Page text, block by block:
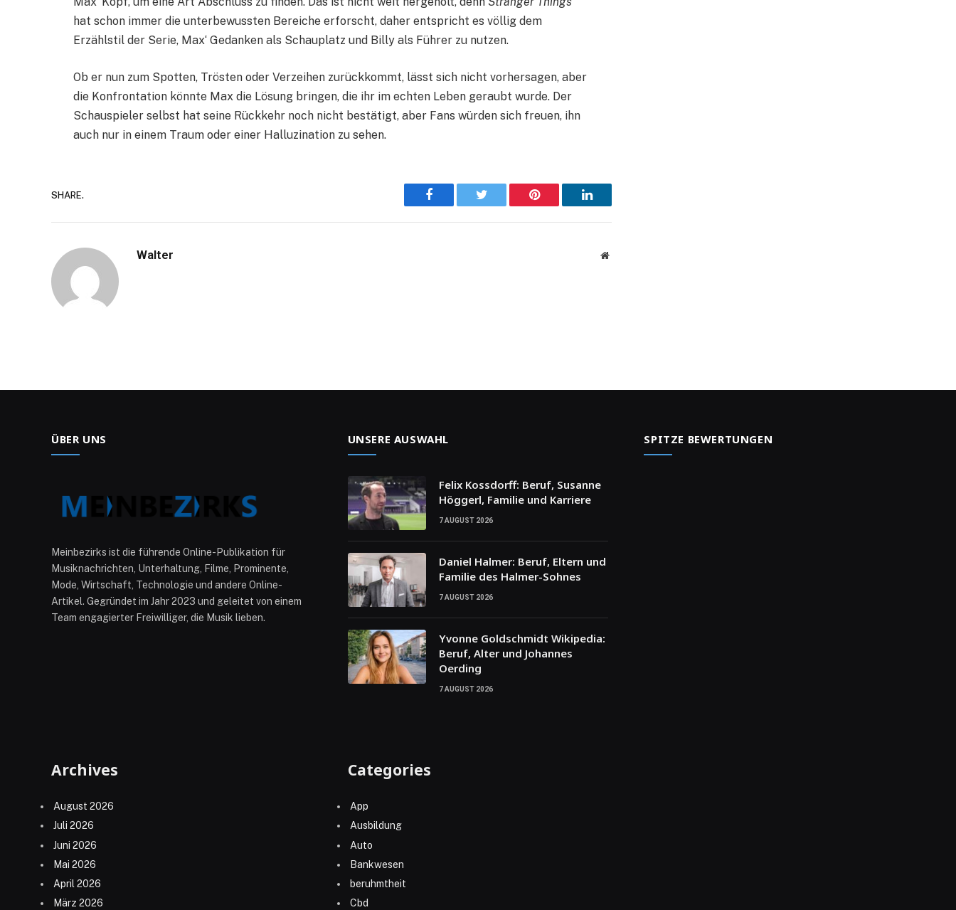
hat schon immer die unterbewussten Bereiche erforscht, daher entspricht es völlig dem
Erzählstil der Serie, Max‘ Gedanken als Schauplatz und Billy als Führer zu nutzen.
Ob er nun zum Spotten, Trösten oder Verzeihen zurückkommt, lässt sich nicht vorhersagen, aber
die Konfrontation könnte Max die Lösung bringen, die ihr im echten Leben geraubt wurde. Der
Schauspieler selbst hat seine Rückkehr noch nicht bestätigt, aber Fans würden sich freuen, ihn
auch nur in einem Traum oder einer Halluzination zu sehen.
SHARE.
Facebook Twitter Pinterest LinkedIn
Walter Website
ÜBER UNS
Meinbezirks ist die führende Online-Publikation für
Musiknachrichten, Unterhaltung, Filme, Prominente,
Mode, Wirtschaft, Technologie und andere Online-
Artikel. Gegründet im Jahr 2023 und geleitet von einem
Team engagierter Freiwilliger, die Musik lieben.
UNSERE AUSWAHL
Felix Kossdorff: Beruf, Susanne
Höggerl, Familie und Karriere
7 AUGUST 2026
Daniel Halmer: Beruf, Eltern und
Familie des Halmer-Sohnes
7 AUGUST 2026
Yvonne Goldschmidt Wikipedia:
Beruf, Alter und Johannes
Oerding
7 AUGUST 2026
SPITZE BEWERTUNGEN
Archives
August 2026
Juli 2026
Juni 2026
Mai 2026
April 2026
März 2026
Categories
App
Ausbildung
Auto
Bankwesen
beruhmtheit
Cbd